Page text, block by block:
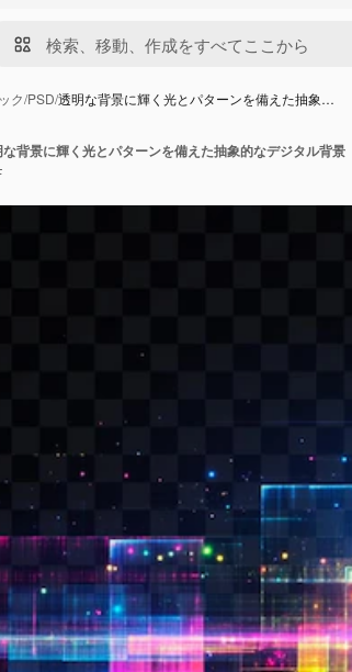
ク/PSD/透明な背景に輝く光とパターンを備えた抽象…
背景に輝く光とパターンを備えた抽象的なデジタル背景